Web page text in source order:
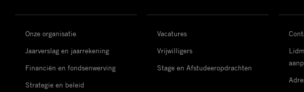
Onze organisatie
Jaarverslag en jaarrekening
Financiën en fondsenwerving
Strategie en beleid
Vacatures
Vrijwilligers
Stage en Afstudeeropdrachten